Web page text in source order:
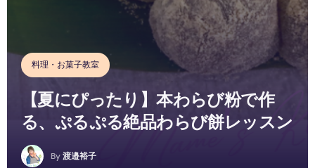
料理・お菓子教室
【夏にぴったり】本わらび粉で作
る、ぷるぷる絶品わらび餅レッスン
By渡邉裕子